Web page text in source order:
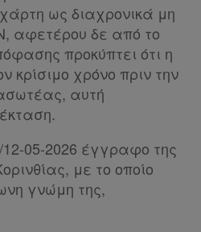
ως διαχρονικά μη
αφετέρου δε από το
προκύπτει ότι η
κρίσιμο χρόνο πριν την
αυτή
12-05-2026 έγγραφο της
με το οποίο
γνώμη της,